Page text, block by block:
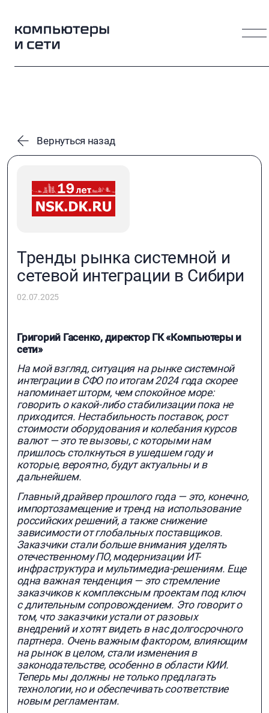
Вернуться назад
Тренды рынка системной и
сетевой интеграции в Сибири
02.07.2025
Григорий Гасенко, директор ГК «Компьютеры и
сети»
На мой взгляд, ситуация на рынке системной
интеграции в СФО по итогам 2024 года скорее
напоминает шторм, чем спокойное море:
говорить о какой-либо стабилизации пока не
приходится. Нестабильность поставок, рост
стоимости оборудования и колебания курсов
валют — это те вызовы, с которыми нам
пришлось столкнуться в ушедшем году и
которые, вероятно, будут актуальны и в
дальнейшем.
Главный драйвер прошлого года — это, конечно,
импортозамещение и тренд на использование
российских решений, а также снижение
зависимости от глобальных поставщиков.
Заказчики стали больше внимания уделять
отечественному ПО, модернизации ИТ-
инфраструктура и мультимедиа-решениям. Еще
одна важная тенденция — это стремление
заказчиков к комплексным проектам под ключ
с длительным сопровождением. Это говорит о
том, что заказчики устали от разовых
внедрений и хотят видеть в нас долгосрочного
партнера. Очень важным фактором, влияющим
на рынок в целом, стали изменения в
законодательстве, особенно в области КИИ.
Теперь мы должны не только предлагать
технологии, но и обеспечивать соответствие
новым регламентам.